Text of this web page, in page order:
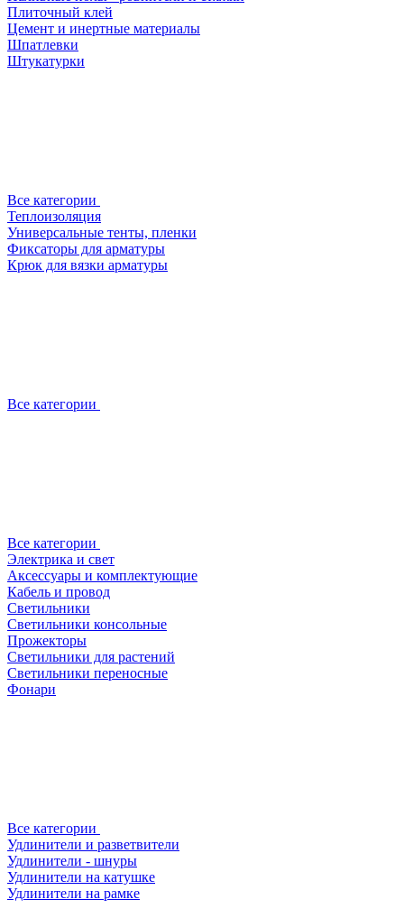
Плиточный клей
Цемент и инертные материалы
Шпатлевки
Штукатурки
Все категории
Теплоизоляция
Универсальные тенты, пленки
Фиксаторы для арматуры
Крюк для вязки арматуры
Все категории
Все категории
Электрика и свет
Аксессуары и комплектующие
Кабель и провод
Светильники
Светильники консольные
Прожекторы
Светильники для растений
Светильники переносные
Фонари
Все категории
Удлинители и разветвители
Удлинители - шнуры
Удлинители на катушке
Удлинители на рамке